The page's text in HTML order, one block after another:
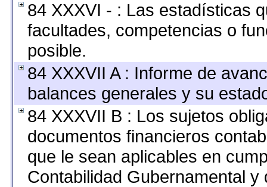
84 XXXVI - : Las estadísticas
facultades, competencias o
posible.
84 XXXVII A : Informe de
balances generales y su
84 XXXVII B : Los sujetos
documentos financieros
que le sean aplicables en
Contabilidad Gubernamental